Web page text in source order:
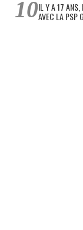
IL Y A 17 ANS,
AVEC LA PSP